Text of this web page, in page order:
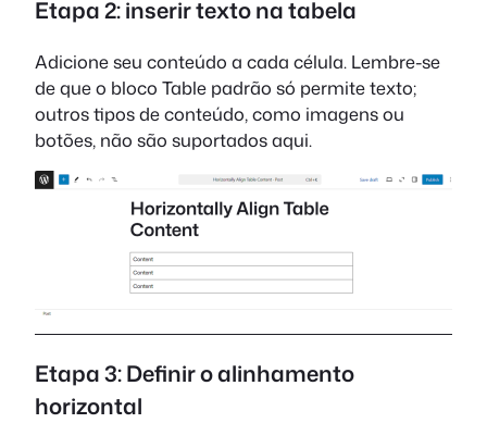
Etapa 2: inserir texto na tabela
Adicione seu conteúdo a cada célula. Lembre-se
de que o bloco Table padrão só permite texto;
outros tipos de conteúdo, como imagens ou
botões, não são suportados aqui.
Etapa 3: Definir o alinhamento
horizontal